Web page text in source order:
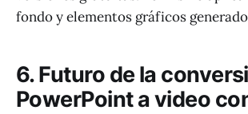
fondo y elementos gráficos
6. Futuro de la
PowerPoint a video